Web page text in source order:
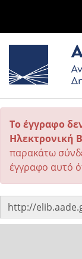
Το έγγραφο
Ηλεκτρονική
παρακάτω
έγγραφο αυτό